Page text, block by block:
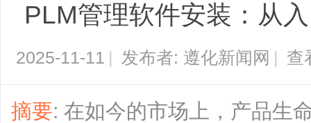
PLM管理软件安装：从
2025-11-11 | 发布者: 遵化新闻网 | 查
摘要: 在如今的市场上，产品生